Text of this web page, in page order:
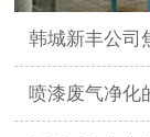
韩城新丰公司
喷漆废气净化